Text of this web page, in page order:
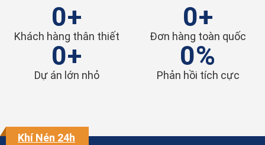
Khách hàng thân thiết
0+
Đơn hàng toàn quốc
0+
Dự án lớn nhỏ
0+
Phản hồi tích cực
0%
Khí Nén 24h